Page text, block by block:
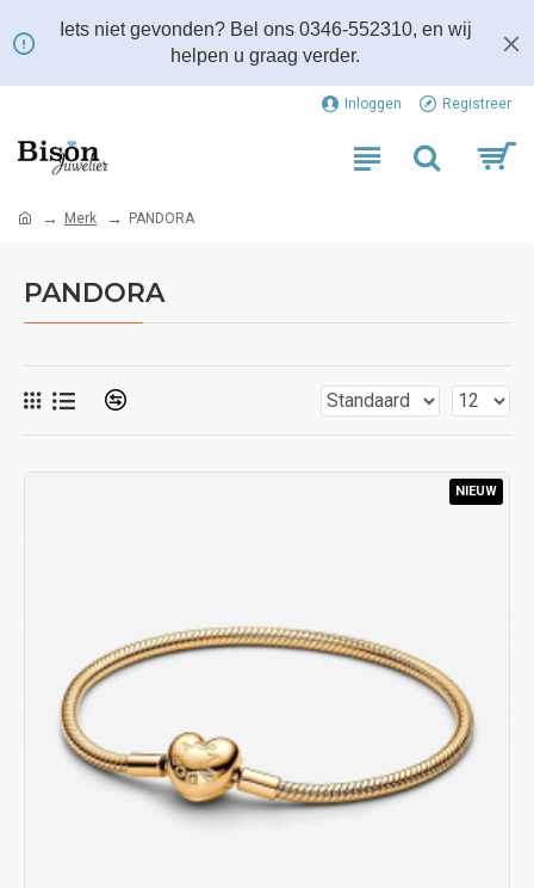
Iets niet gevonden? Bel ons 0346-552310, en wij
helpen u graag verder.
Inloggen Registreer
Merk PANDORA
PANDORA
NIEUW